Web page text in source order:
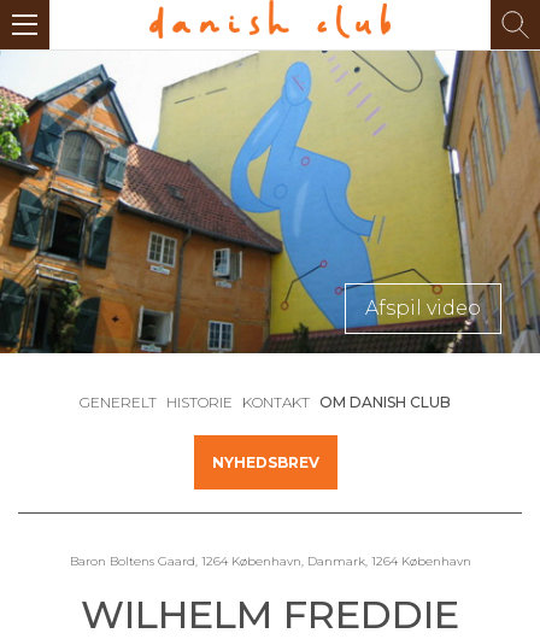
Afspil video
GENERELT HISTORIE KONTAKT OM DANISH CLUB
NYHEDSBREV
Baron Boltens Gaard, 1264 København, Danmark, 1264 København
WILHELM FREDDIE